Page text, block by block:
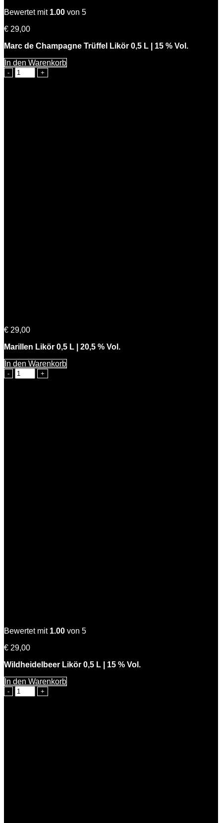
Bewertet mit 1.00 von 5
€ 29,00
Marc de Champagne Trüffel Likör 0,5 L | 15 % Vol.
In den Warenkorb
Charles
der
€ 29,00
Marillen Likör 0,5 L | 20,5 % Vol.
In den Warenkorb
Feine
Marie
Bewertet mit 1.00 von 5
€ 29,00
Wildheidelbeer Likör 0,5 L | 15 % Vol.
In den Warenkorb
Wilde
Hilde